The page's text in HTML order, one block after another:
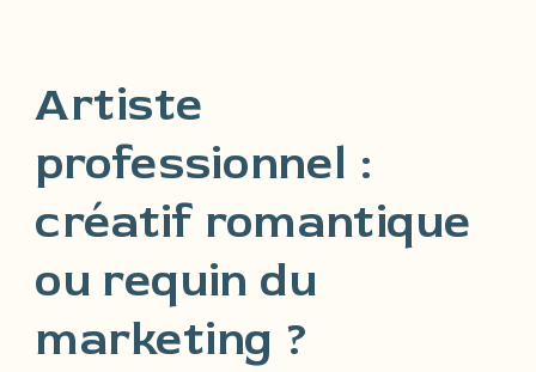
Artiste
professionnel :
créatif romantique
ou requin du
marketing ?